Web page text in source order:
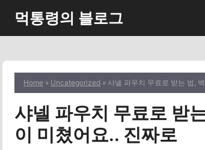
먹통령의 블로그
Home » Uncategorized » 샤넬 파우치 무료로 받는 법,
샤넬 파우치 무료로 받
이 미쳤어요.. 진짜로